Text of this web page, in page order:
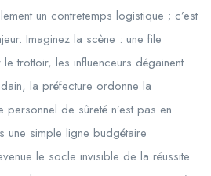
un contretemps logistique ; c’est
Imaginez la scène : une file
le trottoir, les influenceurs dégainent
la préfecture ordonne la
personnel de sûreté n’est pas en
une simple ligne budgétaire
le socle invisible de la réussite